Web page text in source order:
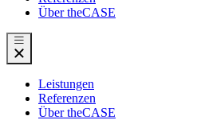
Über theCASE
Leistungen
Referenzen
Über theCASE